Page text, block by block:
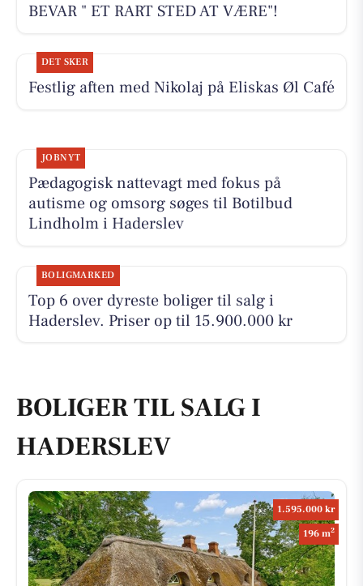
BEVAR " ET RART STED AT VÆRE"!
DET SKER
Festlig aften med Nikolaj på Eliskas Øl Café
JOBNYT
Pædagogisk nattevagt med fokus på
autisme og omsorg søges til Botilbud
Lindholm i Haderslev
BOLIGMARKED
Top 6 over dyreste boliger til salg i
Haderslev. Priser op til 15.900.000 kr
BOLIGER TIL SALG I
HADERSLEV
1.595.000 kr
196 m2